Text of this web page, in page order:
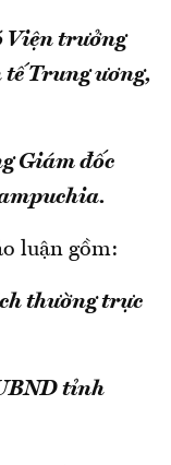
Viện trưởng
Trung ương,
Giám đốc
luận gồm:
thường trực
tỉnh